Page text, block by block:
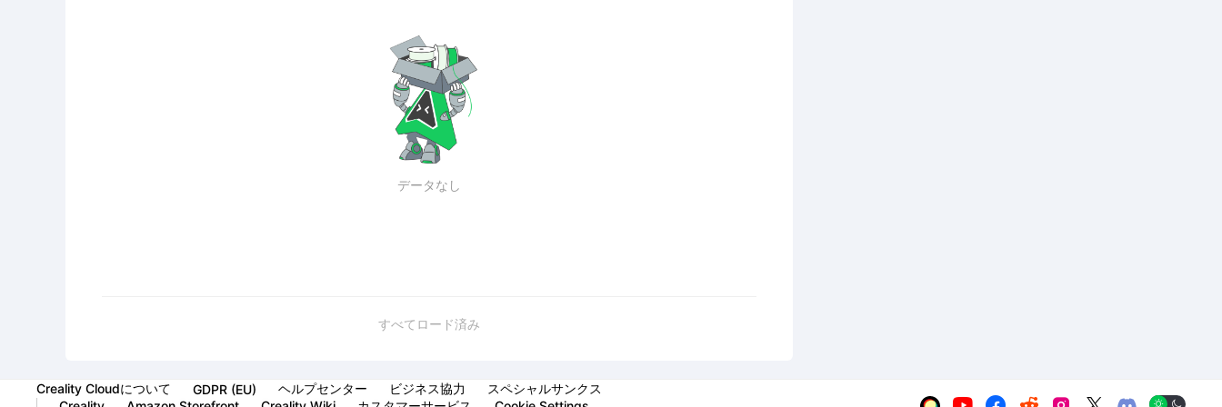
データなし
すべてロード済み
Creality Cloudについて GDPR (EU) ヘルプセンター ビジネス協力
スペシャルサンクス